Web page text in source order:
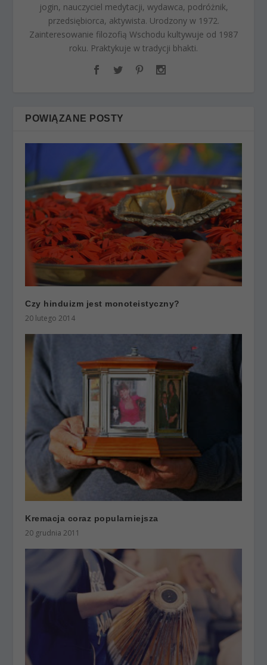
jogin, nauczyciel medytacji, wydawca, podróżnik,
przedsiębiorca, aktywista. Urodzony w 1972.
Zainteresowanie filozofią Wschodu kultywuje od 1987
roku. Praktykuje w tradycji bhakti.
POWIĄZANE POSTY
Czy hinduizm jest monoteistyczny?
20 lutego 2014
Kremacja coraz popularniejsza
20 grudnia 2011